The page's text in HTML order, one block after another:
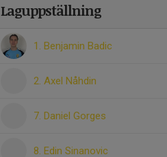
Laguppställning
1. Benjamin Badic
2. Axel Nåhdin
7. Daniel Gorges
8. Edin Sinanovic